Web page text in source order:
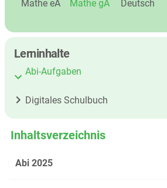
Mathe eA Mathe gA Deutsch
Lerninhalte
Abi-Aufgaben
Digitales Schulbuch
Inhaltsverzeichnis
Abi 2025